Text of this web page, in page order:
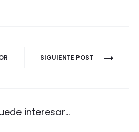
SIGUIENTE POST
interesar...